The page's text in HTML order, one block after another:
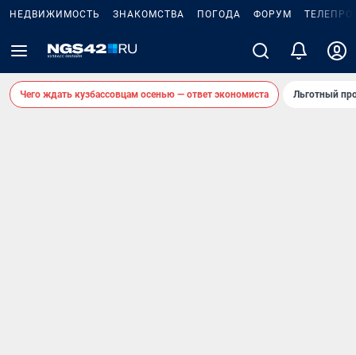
НЕДВИЖИМОСТЬ ЗНАКОМСТВА ПОГОДА ФОРУМ
Чего ждать кузбассовцам осенью — ответ экономиста Льготный